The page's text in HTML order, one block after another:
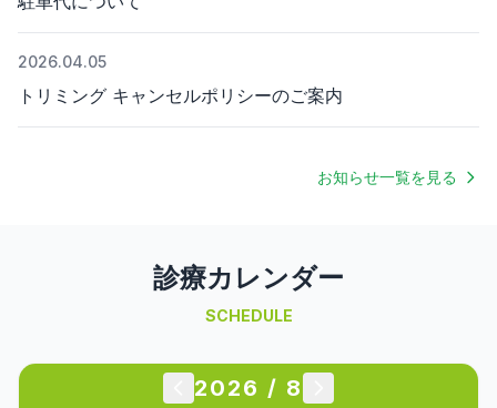
2026.04.05
トリミング キャンセルポリシーのご案内
お知らせ一覧を見る
診療カレンダー
SCHEDULE
2026 / 8